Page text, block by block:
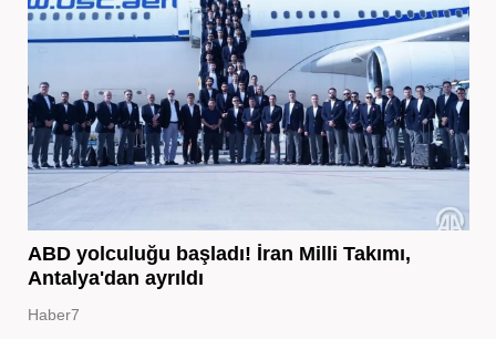
ABD yolculuğu başladı! İran Milli Takımı,
Antalya'dan ayrıldı
Haber7